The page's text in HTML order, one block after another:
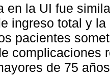
en la UI fue
ingreso total y
pacientes
complicaciones
de 75